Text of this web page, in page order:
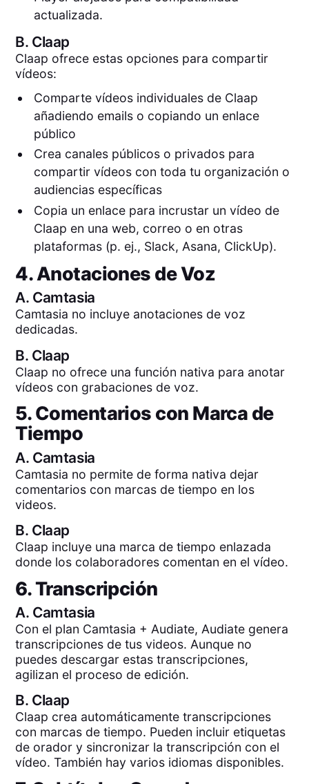
actualizada.
B. Claap
Claap ofrece estas opciones para compartir
vídeos:
Comparte vídeos individuales de Claap
añadiendo emails o copiando un enlace
público
Crea canales públicos o privados para
compartir vídeos con toda tu organización o
audiencias específicas
Copia un enlace para incrustar un vídeo de
Claap en una web, correo o en otras
plataformas (p. ej., Slack, Asana, ClickUp).
4. Anotaciones de Voz
A. Camtasia
Camtasia no incluye anotaciones de voz
dedicadas.
B. Claap
Claap no ofrece una función nativa para anotar
vídeos con grabaciones de voz.
5. Comentarios con Marca de
Tiempo
A. Camtasia
Camtasia no permite de forma nativa dejar
comentarios con marcas de tiempo en los
videos.
B. Claap
Claap incluye una marca de tiempo enlazada
donde los colaboradores comentan en el vídeo.
6. Transcripción
A. Camtasia
Con el plan Camtasia + Audiate, Audiate genera
transcripciones de tus videos. Aunque no
puedes descargar estas transcripciones,
agilizan el proceso de edición.
B. Claap
Claap crea automáticamente transcripciones
con marcas de tiempo. Pueden incluir etiquetas
de orador y sincronizar la transcripción con el
vídeo. También hay varios idiomas disponibles.